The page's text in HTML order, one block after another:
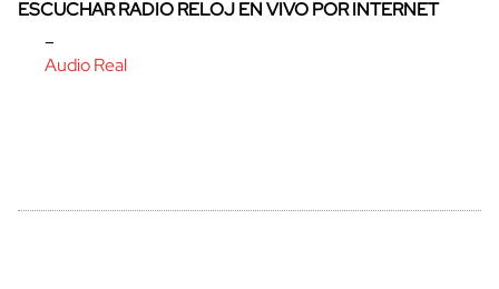
ESCUCHAR RADIO RELOJ EN VIVO POR INTERNET
–
Audio Real